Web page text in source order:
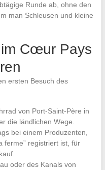
Runde ab, ohne den
man Schleusen und kleine
Cœur Pays
ersten Besuch des
von Port-Saint-Père in
die ländlichen Wege.
bei einem Produzenten,
ferme” registriert ist, für
oder des Kanals von